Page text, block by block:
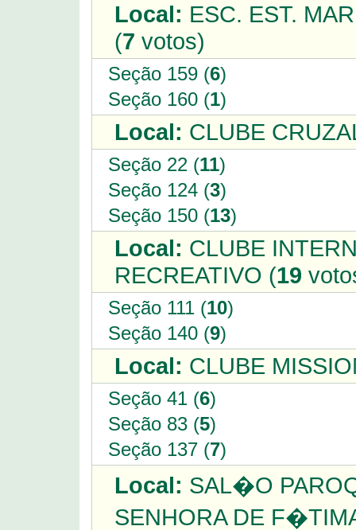
Local: ESC. EST.
(7 votos)
Seção 159 (6)
Seção 160 (1)
Local: CLUBE
Seção 22 (11)
Seção 124 (3)
Seção 150 (13)
Local: CLUBE
RECREATIVO (19
Seção 111 (10)
Seção 140 (9)
Local: CLUBE
Seção 41 (6)
Seção 83 (5)
Seção 137 (7)
Local: SAL�O
SENHORA DE